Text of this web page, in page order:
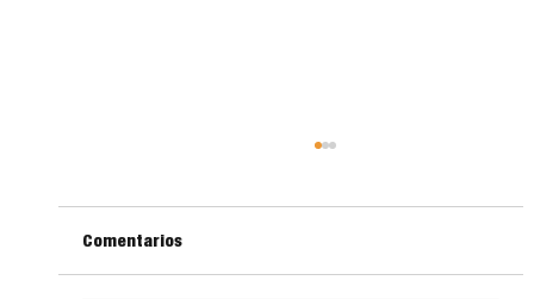
Comentarios